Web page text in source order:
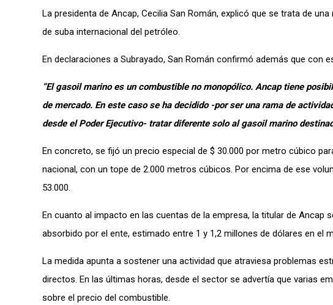
La presidenta de Ancap, Cecilia San Román, explicó que se trata de
de suba internacional del petróleo.
En declaraciones a Subrayado, San Román confirmó además que con
“El gasoil marino es un combustible no monopólico. Ancap tiene
de mercado. En este caso se ha decidido -por ser una rama de
desde el Poder Ejecutivo- tratar diferente solo al gasoil marino
En concreto, se fijó un precio especial de $ 30.000 por metro cúbico
nacional, con un tope de 2.000 metros cúbicos . Por encima de ese
53.000.
En cuanto al impacto en las cuentas de la empresa, la titular de Ancap
absorbido por el ente, estimado entre 1 y 1,2 millones de dólares en el
La medida apunta a sostener una actividad que atraviesa problemas
directos. En las últimas horas, desde el sector se advertía que varias
sobre el precio del combustible.